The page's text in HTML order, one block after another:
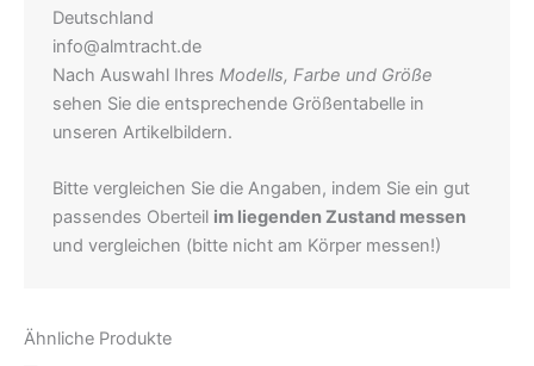
Deutschland
info@almtracht.de
Nach Auswahl Ihres Modells, Farbe und Größe
sehen Sie die entsprechende Größentabelle in
unseren Artikelbildern.
Bitte vergleichen Sie die Angaben, indem Sie ein gut
passendes Oberteil im liegenden Zustand messen
und vergleichen (bitte nicht am Körper messen!)
Ähnliche Produkte